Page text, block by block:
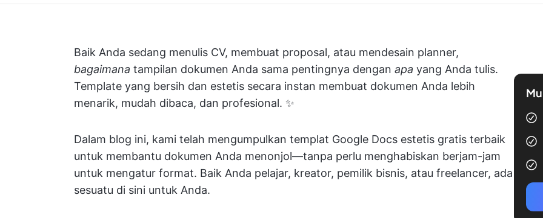
Baik Anda sedang menulis CV, membuat proposal, atau mendesain planner,
bagaimana tampilan dokumen Anda sama pentingnya dengan apa yang Anda tulis.
Template yang bersih dan estetis secara instan membuat dokumen Anda lebih
menarik, mudah dibaca, dan profesional. ✨
Dalam blog ini, kami telah mengumpulkan templat Google Docs estetis gratis terbaik
untuk membantu dokumen Anda menonjol—tanpa perlu menghabiskan berjam-jam
untuk mengatur format. Baik Anda pelajar, kreator, pemilik bisnis, atau freelancer, ada
sesuatu di sini untuk Anda.